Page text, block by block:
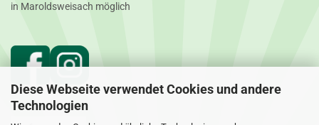
Diese Webseite verwendet Cookies und andere
Technologien
in Maroldsweisach möglich